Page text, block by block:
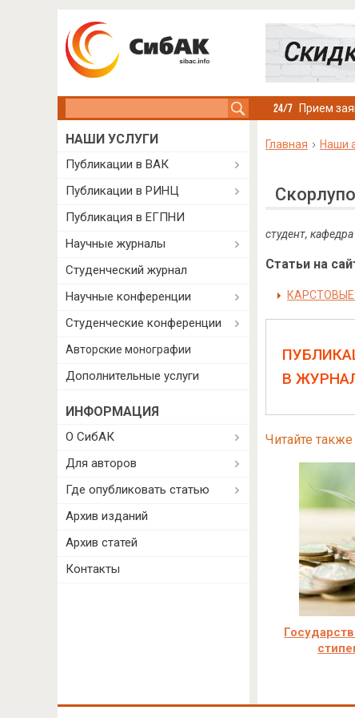
Прием
Главная Наши
студент,
Статьи на
В
Читайте также
НАШИ УСЛУГИ
Публикации в ВАК
Публикации в РИНЦ
Публикация в ЕГПНИ
Научные журналы
Студенческий журнал
Научные конференции
Студенческие конференции
Авторские монографии
Дополнительные услуги
ИНФОРМАЦИЯ
О СибАК
Для авторов
Где опубликовать статью
Архив изданий
Архив статей
Контакты